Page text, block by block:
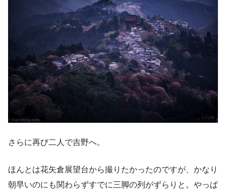
さらに再び二人で吉野へ。
ほんとは花矢倉展望台から撮りたかったのですが、かなり
朝早いのにも関わらずすでに三脚の列がずらりと。やっぱ